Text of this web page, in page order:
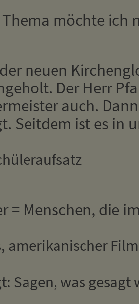
möchte ich
neuen
Der Herr
auch.
Seitdem ist es in
= Menschen, die
amerikanischer
Sagen, was gesagt